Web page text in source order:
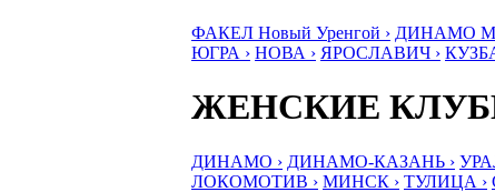
ФАКЕЛ Новый Уренгой › ДИНАМО
ЮГРА › НОВА › ЯРОСЛАВИЧ ›
ЖЕНСКИЕ
ДИНАМО › ДИНАМО-КАЗАНЬ ›
ЛОКОМОТИВ › МИНСК › ТУЛИЦА ›